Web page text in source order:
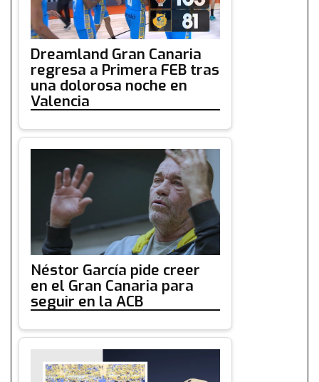
Dreamland Gran Canaria
regresa a Primera FEB tras
una dolorosa noche en
Valencia
Néstor García pide creer
en el Gran Canaria para
seguir en la ACB